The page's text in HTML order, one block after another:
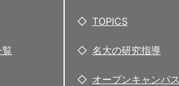
TOPICS
名大の研究指導
オープンキャンパス